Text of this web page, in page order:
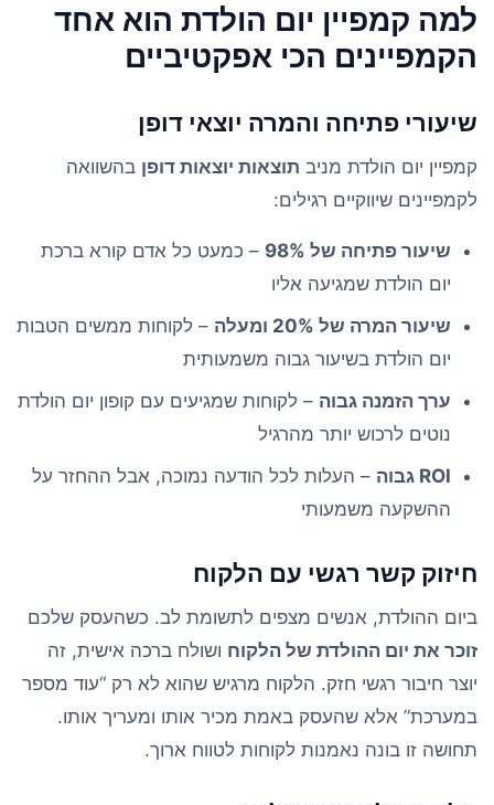
למה קמפיין יום הולדת הוא אחד
הקמפיינים הכי אפקטיביים
שיעורי פתיחה והמרה יוצאי דופן
קמפיין יום הולדת מניב תוצאות יוצאות דופן בהשוואה
לקמפיינים שיווקיים רגילים:
שיעור פתיחה של 98%
– כמעט כל אדם קורא ברכת
יום הולדת שמגיעה אליו
שיעור המרה של 20% ומעלה
– לקוחות ממשים הטבות
יום הולדת בשיעור גבוה משמעותית
ערך הזמנה גבוה – לקוחות שמגיעים עם קופון יום הולדת
נוטים לרכוש יותר מהרגיל
ROI גבוה
– העלות לכל הודעה נמוכה, אבל ההחזר על
ההשקעה משמעותי
חיזוק קשר רגשי עם הלקוח
ביום ההולדת, אנשים מצפים לתשומת לב. כשהעסק שלכם
זוכר את יום ההולדת של הלקוח ושולח ברכה אישית, זה
יוצר חיבור רגשי חזק. הלקוח מרגיש שהוא לא רק “עוד מספר
במערכת” אלא שהעסק באמת מכיר אותו ומעריך אותו.
תחושה זו בונה נאמנות לקוחות לטווח ארוך.